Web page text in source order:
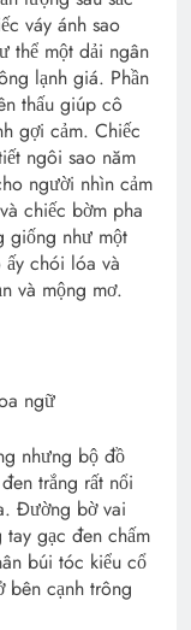
váy ánh sao
thể một dải ngân
lạnh giá. Phần
thấu giúp cô
gợi cảm. Chiếc
ngôi sao năm
người nhìn cảm
chiếc bờm pha
giống như một
ấy chói lóa và
và mộng mơ.
nhưng bộ đồ
trắng rất nổi
Đường bờ vai
gạc đen chấm
búi tóc kiểu cổ
cạnh trông